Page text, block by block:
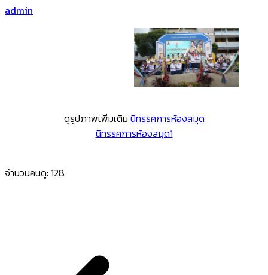
admin
ดูรูปภาพเพิ่มเติม นิทรรศการห้องสมุด
นิทรรศการห้องสมุด1
จำนวนคนดู: 128